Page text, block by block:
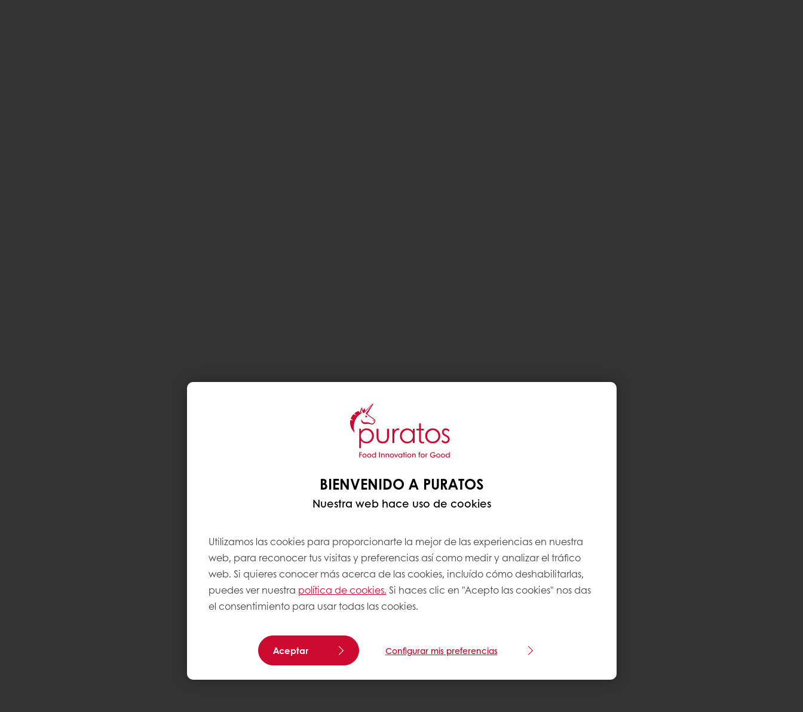
BIENVENIDO A PURATOS
Nuestra web hace uso de cookies
Utilizamos las cookies para proporcionarte la mejor de las experiencias en nuestra
web, para reconocer tus visitas y preferencias así como medir y analizar el tráfico
web. Si quieres conocer más acerca de las cookies, incluído cómo deshabilitarlas,
puedes ver nuestra política de cookies. Si haces clic en "Acepto las cookies" nos das
el consentimiento para usar todas las cookies.
Aceptar Configurar mis preferencias